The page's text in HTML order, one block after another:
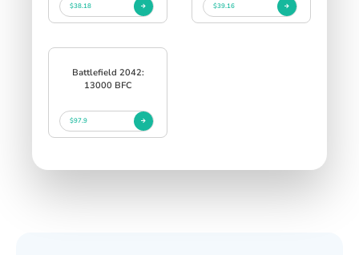
$38.18 $39.16
Battlefield 2042:
13000 BFC
$97.9